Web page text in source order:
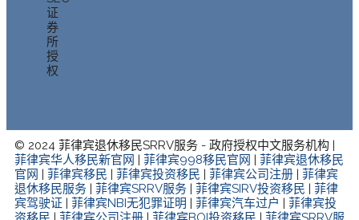
证
券
所
授
权
© 2024 菲律宾退休移民SRRV服务 - 政府授权中文服务机构 |
菲律宾华人移民新官网 | 菲律宾998移民官网 | 菲律宾退休移民
官网 | 菲律宾移民 | 菲律宾投资移民 | 菲律宾公司注册 | 菲律宾
退休移民服务 | 菲律宾SRRV服务 | 菲律宾SIRV投资移民 | 菲律
宾驾驶证 | 菲律宾NBI无犯罪证明 | 菲律宾汽车过户 | 菲律宾投